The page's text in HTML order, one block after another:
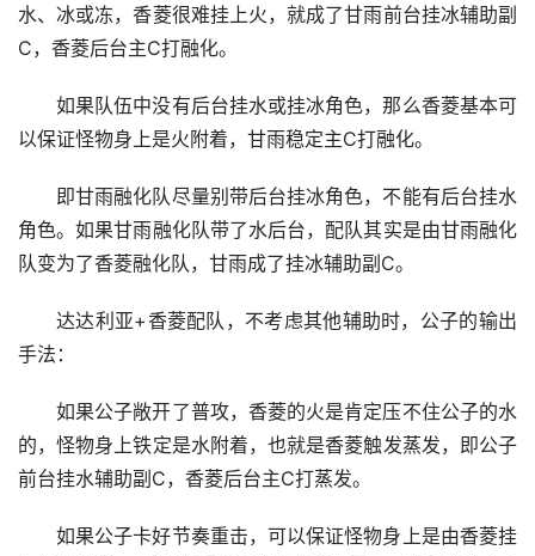
水、冰或冻，香菱很难挂上火，就成了甘雨前台挂冰辅助副
C，香菱后台主C打融化。
如果队伍中没有后台挂水或挂冰角色，那么香菱基本可
以保证怪物身上是火附着，甘雨稳定主C打融化。
即甘雨融化队尽量别带后台挂冰角色，不能有后台挂水
角色。如果甘雨融化队带了水后台，配队其实是由甘雨融化
队变为了香菱融化队，甘雨成了挂冰辅助副C。
达达利亚+香菱配队，不考虑其他辅助时，公子的输出
手法：
如果公子敞开了普攻，香菱的火是肯定压不住公子的水
的，怪物身上铁定是水附着，也就是香菱触发蒸发，即公子
前台挂水辅助副C，香菱后台主C打蒸发。
如果公子卡好节奏重击，可以保证怪物身上是由香菱挂